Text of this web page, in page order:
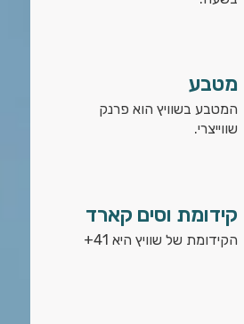
מטבע
המטבע בשוויץ הוא פרנק
שווייצרי.
קידומת וסים קארד
הקידומת של שוויץ היא 41+